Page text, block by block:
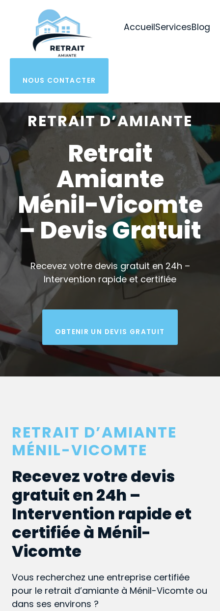
AccueilServicesBlog
NOUS CONTACTER
RETRAIT D’AMIANTE
Retrait
Amiante
Ménil-Vicomte
– Devis Gratuit
Recevez votre devis gratuit en 24h –
Intervention rapide et certifiée
OBTENIR UN DEVIS GRATUIT
RETRAIT D’AMIANTE
MÉNIL-VICOMTE
Recevez votre devis
gratuit en 24h –
Intervention rapide et
certifiée à Ménil-
Vicomte
Vous recherchez une entreprise certifiée
pour le retrait d’amiante à Ménil-Vicomte ou
dans ses environs ?